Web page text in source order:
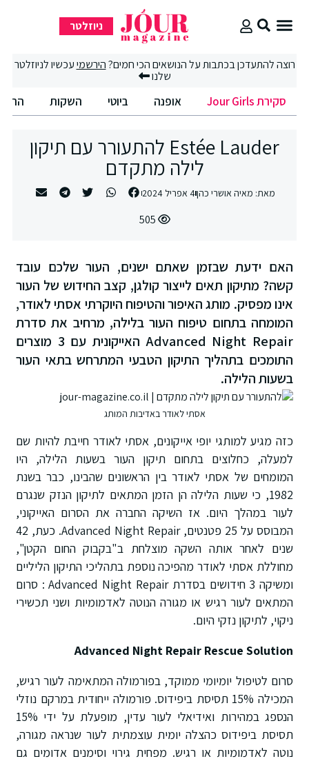
ניוזלטר
רוצה להתעדכן בכתבות על הנושאים הכי חמים?הירשמיעכשיו לניוזלטר
שלנו
סקירת Jour Girls אופנה ביוטי השקות
Estée Lauder להתעורר עם תיקון
לילה מתקדם
מאת: מאיה אושרי כהן4 אפריל 2024
האם ידעת שבזמן שאתם ישנים, העור שלכם עובד
קשה? מתיקון תאים לייצור קולגן, קצב החידוש של העור
אינו מפסיק. מותג האיפור והטיפוח היוקרתי אסתי לאודר,
המומחה בתחום טיפוח העור בלילה, מרחיב את סדרת
Advanced Night Repair האייקונית עם 3 מוצרים
התומכים בתהליך התיקון הטבעי המתרחש בתאי העור
בשעות הלילה.
אסתי לאודר באדיבות המותג
כזה מגיע למותגי יופי אייקונים, אסתי לאודר חייבת להיות שם
למעלה, כחלוצים בתחום תיקון העור בשעות הלילה, היו
המומחים של אסתי לאודר בין הראשונים שהבינו, כבר בשנת
1982, כי שעות הלילה הן הזמן המתאים לתיקון הנזק שנגרם
לעור במהלך היום. אז השיקה החברה את הסרום האייקוני,
המבוסס על 25 פטנטים, Advanced Night Repair. כעת, 42
שנים לאחר אותה השקה מוצלחת ב"בקבוק החום הקטן",
מחוללת אסתי לאודר מהפיכה נוספת בתהליכי התיקון הליליים
ומשיקה 3 חידושים בסדרת Advanced Night Repair : סרום
המתאים לעור רגיש או מגורה הנוטה לאדמומיות ושני תכשירי
ניקוי, לתיקון נזקי היום.
Advanced Night Repair Rescue Solution
סרום לטיפול יומיומי ממוקד, בפורמולה המתאימה לעור רגיש,
המכילה 15% תסיסת ביפידוס. פורמולה ייחודית במרקם נוזלי
הנספג במהירות ואידיאלי לעור עדין, מופעלת על ידי 15%
תסיסת ביפידוס כהצלה יומית עוצמתית לעור שנראה מגורה,
נוטה לאדמומיות או רגיש. מפחית גירוי וסימנים אדומים גם